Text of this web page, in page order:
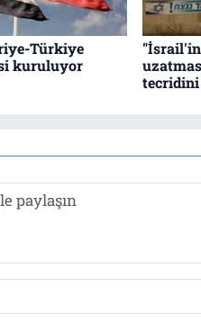
Türkiye
kuruluyor
"İsrail'in